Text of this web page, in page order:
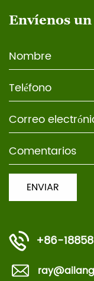
Envíenos
+86-